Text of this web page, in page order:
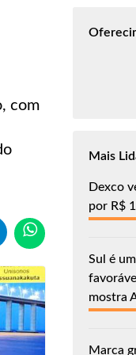
com
Mais
Dexco
por R$
Sul é
mostra
Marca